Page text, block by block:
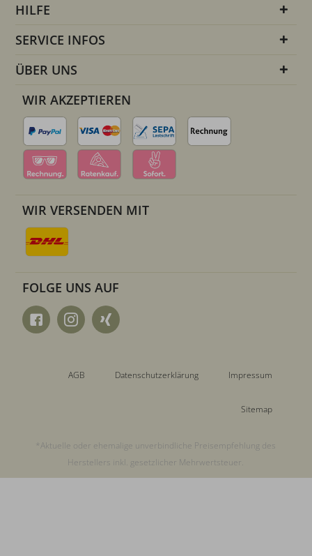
HILFE
SERVICE INFOS
ÜBER UNS
WIR AKZEPTIEREN
WIR VERSENDEN MIT
FOLGE UNS AUF
AGB Datenschutzerklärung Impressum
Sitemap
*Aktuelle oder ehemalige unverbindliche Preisempfehlung des
Herstellers inkl. gesetzlicher Mehrwertsteuer.